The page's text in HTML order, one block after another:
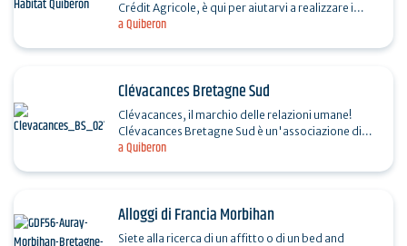
a Quiberon
Crédit Agricole, è qui per aiutarvi a realizzare i
vostri sogni immobiliari. Vero e proprio partner…
a Quiberon
Clévacances Bretagne Sud
Clévacances, il marchio delle relazioni umane!
Clévacances Bretagne Sud è un'associazione di
proprietari di alloggi ammobiliati per vacanze
Alloggi di Francia Morbihan
Siete alla ricerca di un affitto o di un bed and